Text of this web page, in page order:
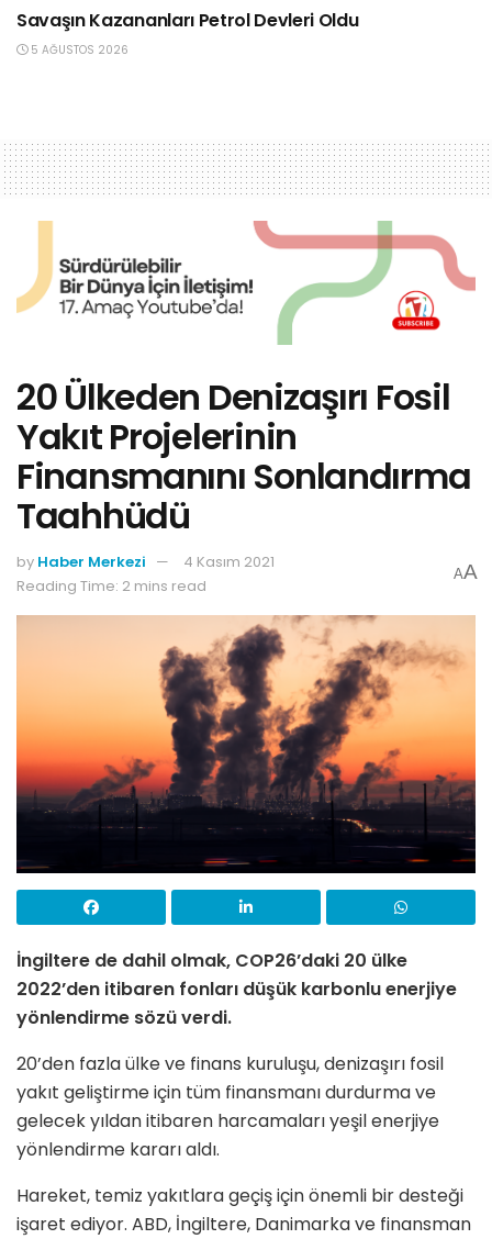
Savaşın Kazananları Petrol Devleri Oldu
5 AĞUSTOS 2026
20 Ülkeden Denizaşırı Fosil
Yakıt Projelerinin
Finansmanını Sonlandırma
Taahhüdü
by Haber Merkezi
4 Kasım 2021
Reading Time: 2 mins read
AA
İngiltere de dahil olmak, COP26’daki 20 ülke
2022’den itibaren fonları düşük karbonlu enerjiye
yönlendirme sözü verdi.
20’den fazla ülke ve finans kuruluşu, denizaşırı fosil
yakıt geliştirme için tüm finansmanı durdurma ve
gelecek yıldan itibaren harcamaları yeşil enerjiye
yönlendirme kararı aldı.
Hareket, temiz yakıtlara geçiş için önemli bir desteği
işaret ediyor. ABD, İngiltere, Danimarka ve finansman